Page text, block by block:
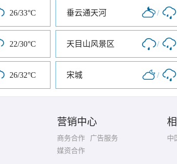
26/33°C 垂云通天河 /
22/30°C 天目山风景区 /
26/32°C 宋城 /
营销中心
商务合作
广告服务
媒资合作
中